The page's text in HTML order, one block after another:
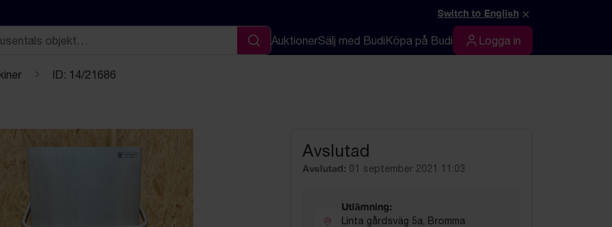
Switch to English ×
Sök
AuktionerSälj med BudiKöpa på Budi Logga in
Logga in
ID: 14/21686
Avslutad
Avslutad: 01 september 2021 11:03
Utlämning:
Linta gårdsväg 5a, Bromma